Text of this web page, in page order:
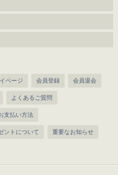
ページ 会員登録 会員退会
よくあるご質問
支払い方法
ントについて 重要なお知らせ